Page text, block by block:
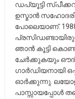
ഡപ്യൂട്ടി
ഉസ്മാൻ
പോലെയാണ്.
ഞാൻ കൂട്ടി
ചേർക്കുകയും
ഗാർഡിയനായി
ഓർക്കുന്നു.
പാസ്സായപ്പോൾ